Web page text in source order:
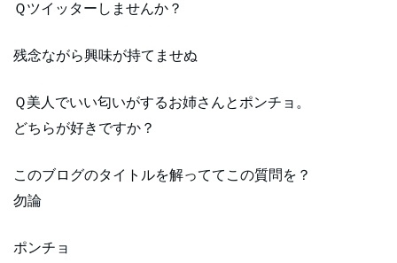
Ｑツイッターしませんか？
残念ながら興味が持てませぬ
Ｑ美人でいい匂いがするお姉さんとポンチョ。
どちらが好きですか？
このブログのタイトルを解っててこの質問を？
勿論
ポンチョ